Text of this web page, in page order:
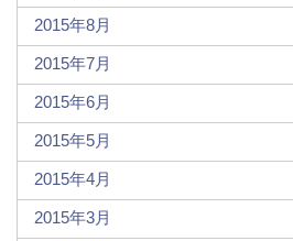
2015年8月
2015年7月
2015年6月
2015年5月
2015年4月
2015年3月